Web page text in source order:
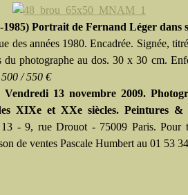
Portrait de Fernand Léger dans
des années 1980. Encadrée. Signée,
du photographe au dos. 30 x 30 cm.
/ 550 €
13 novembre 2009.
XIXe et XXe siècles. Peintures
- 9, rue Drouot - 75009 Paris. Pour
de ventes Pascale Humbert au 01 53